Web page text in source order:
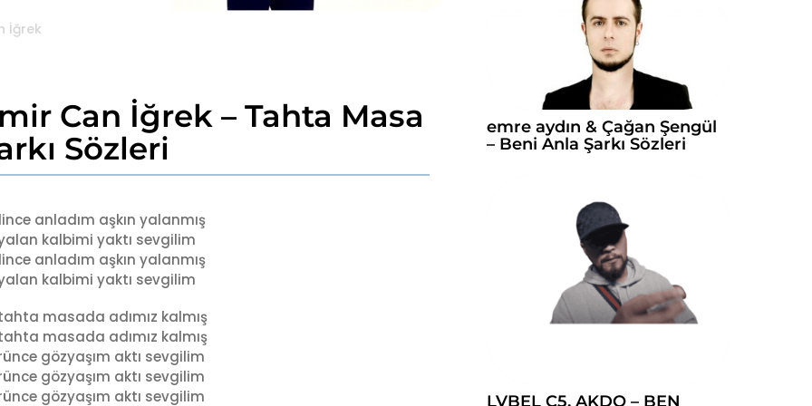
İğrek
Can İğrek – Tahta Masa
Sözleri
anladım aşkın yalanmış
kalbimi yaktı sevgilim
anladım aşkın yalanmış
kalbimi yaktı sevgilim
masada adımız kalmış
masada adımız kalmış
gözyaşım aktı sevgilim
gözyaşım aktı sevgilim
gözyaşım aktı sevgilim
emre aydın & Çağan Şengül
– Beni Anla Şarkı Sözleri
LVBEL C5, AKDO – BEN